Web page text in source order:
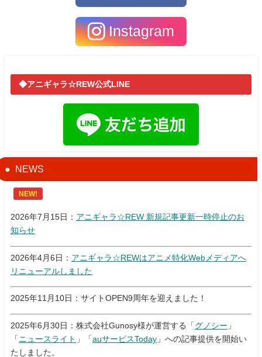
Instagram
◆アニギャラ☆REW公式LINE
NEWS
NEW!
2026年7月15日： アニギャラ☆REW 新規記事更新一時停止のお
知らせ
2026年4月6日： アニギャラ☆REWはアニメ特化Webメディアへ
リニューアルしました
2025年11月10日：サイトOPEN9周年を迎えました！
2025年6月30日：株式会社Gunosy様が運営する「 グノシー 」
「 ニュースライト 」「 auサービスToday 」への記事提供を開始い
たしました。